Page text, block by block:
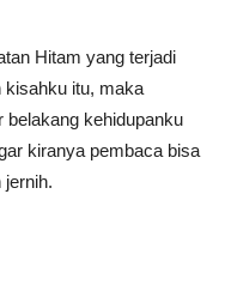
Hitam yang terjadi
kisahku itu, maka
belakang kehidupanku
kiranya pembaca bisa
jernih.